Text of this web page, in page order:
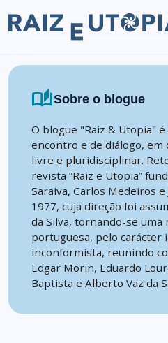
auto_storiesSobre o blogue
O blogue "Raiz & Utopia"
encontro e de diálogo, em
livre e pluridisciplinar.
revista “Raiz e Utopia”
Saraiva, Carlos Medeiros
1977, cuja direção foi
da Silva, tornando-se
portuguesa, pelo carácter
inconformista, reunindo
Edgar Morin, Eduardo
Baptista e Alberto Vaz da